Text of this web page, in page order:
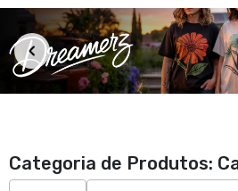
Categoria de Produtos: